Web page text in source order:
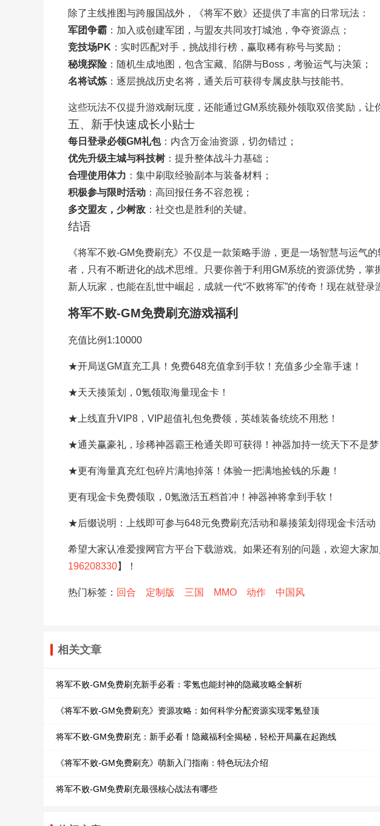
除了主线推图与跨服国战外，《将军不败》还提供了丰富的日常玩法：
军团争霸 ：加入或创建军团，与盟友共同攻打城池，争夺资源点；
竞技场PK ：实时匹配对手，挑战排行榜，赢取稀有称号与奖励；
秘境探险：随机生成地图，包含宝藏、陷阱与Boss，考验运气与决策；
名将试炼 ：逐层挑战历史名将，通关后可获得专属皮肤与技能书。
这些玩法不仅提升游戏耐玩度，还能通过GM系统额外领取双倍奖励，让
五、新手快速成长小贴士
每日登录必领GM礼包：内含万金油资源，切勿错过；
优先升级主城与科技树 ：提升整体战斗力基础；
合理使用体力 ：集中刷取经验副本与装备材料；
积极参与限时活动 ：高回报任务不容忽视；
多交盟友，少树敌 ：社交也是胜利的关键。
结语
《将军不败-GM免费刷充》不仅是一款策略手游，更是一场智慧与运气
者，只有不断进化的战术思维。只要你善于利用GM系统的资源优势，掌
新人玩家，也能在乱世中崛起，成就一代“不败将军”的传奇！现在就登录
将军不败-GM免费刷充游戏福利
充值比例1:10000
★开局送GM直充工具！免费648充值拿到手软！充值多少全靠手速！
★天天揍策划，0氪领取海量现金卡！
★上线直升VIP8，VIP超值礼包免费领，英雄装备统统不用愁！
★通关赢豪礼，珍稀神器霸王枪通关即可获得！神器加持一统天下不是梦
★更有海量真充红包碎片满地掉落！体验一把满地捡钱的乐趣！
更有现金卡免费领取，0氪激活五档首冲！神器神将拿到手软！
★后缀说明：上线即可参与648元免费刷充活动和暴揍策划得现金卡活动
希望大家认准爱搜网官方平台下载游戏。如果还有别的问题，欢迎大家加
196208330】！
热门标签： 回合 定制版 三国 MMO 动作 中国风
相关文章
将军不败-GM免费刷充新手必看：零氪也能封神的隐藏攻略全解析
《将军不败-GM免费刷充》资源攻略：如何科学分配资源实现零氪登顶
将军不败-GM免费刷充：新手必看！隐藏福利全揭秘，轻松开局赢在起跑线
《将军不败-GM免费刷充》萌新入门指南：特色玩法介绍
将军不败-GM免费刷充最强核心战法有哪些